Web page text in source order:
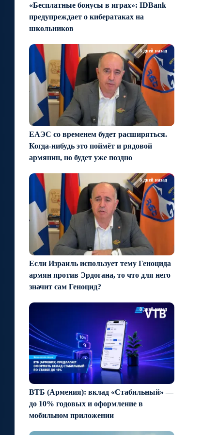
«Бесплатные бонусы в играх»: IDBank
предупреждает о кибератаках на
школьников
ЕАЭС со временем будет расширяться.
Когда-нибудь это поймёт и рядовой
армянин, но будет уже поздно
8 дней назад
Если Израиль использует тему Геноцида
армян против Эрдогана, то что для него
значит сам Геноцид?
8 дней назад
ВТБ (Армения): вклад «Стабильный» —
до 10% годовых и оформление в
мобильном приложении
8 дней назад